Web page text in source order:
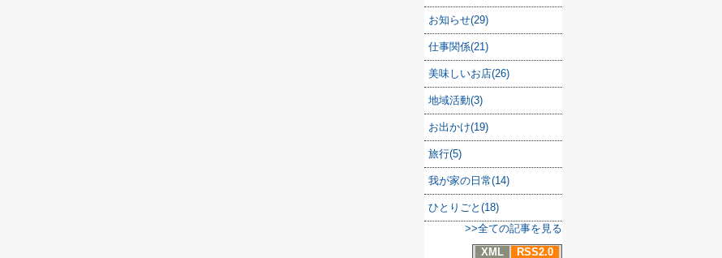
お知らせ(29)
仕事関係(21)
美味しいお店(26)
地域活動(3)
お出かけ(19)
旅行(5)
我が家の日常(14)
ひとりごと(18)
>>全ての記事を見る
XML
RSS2.0